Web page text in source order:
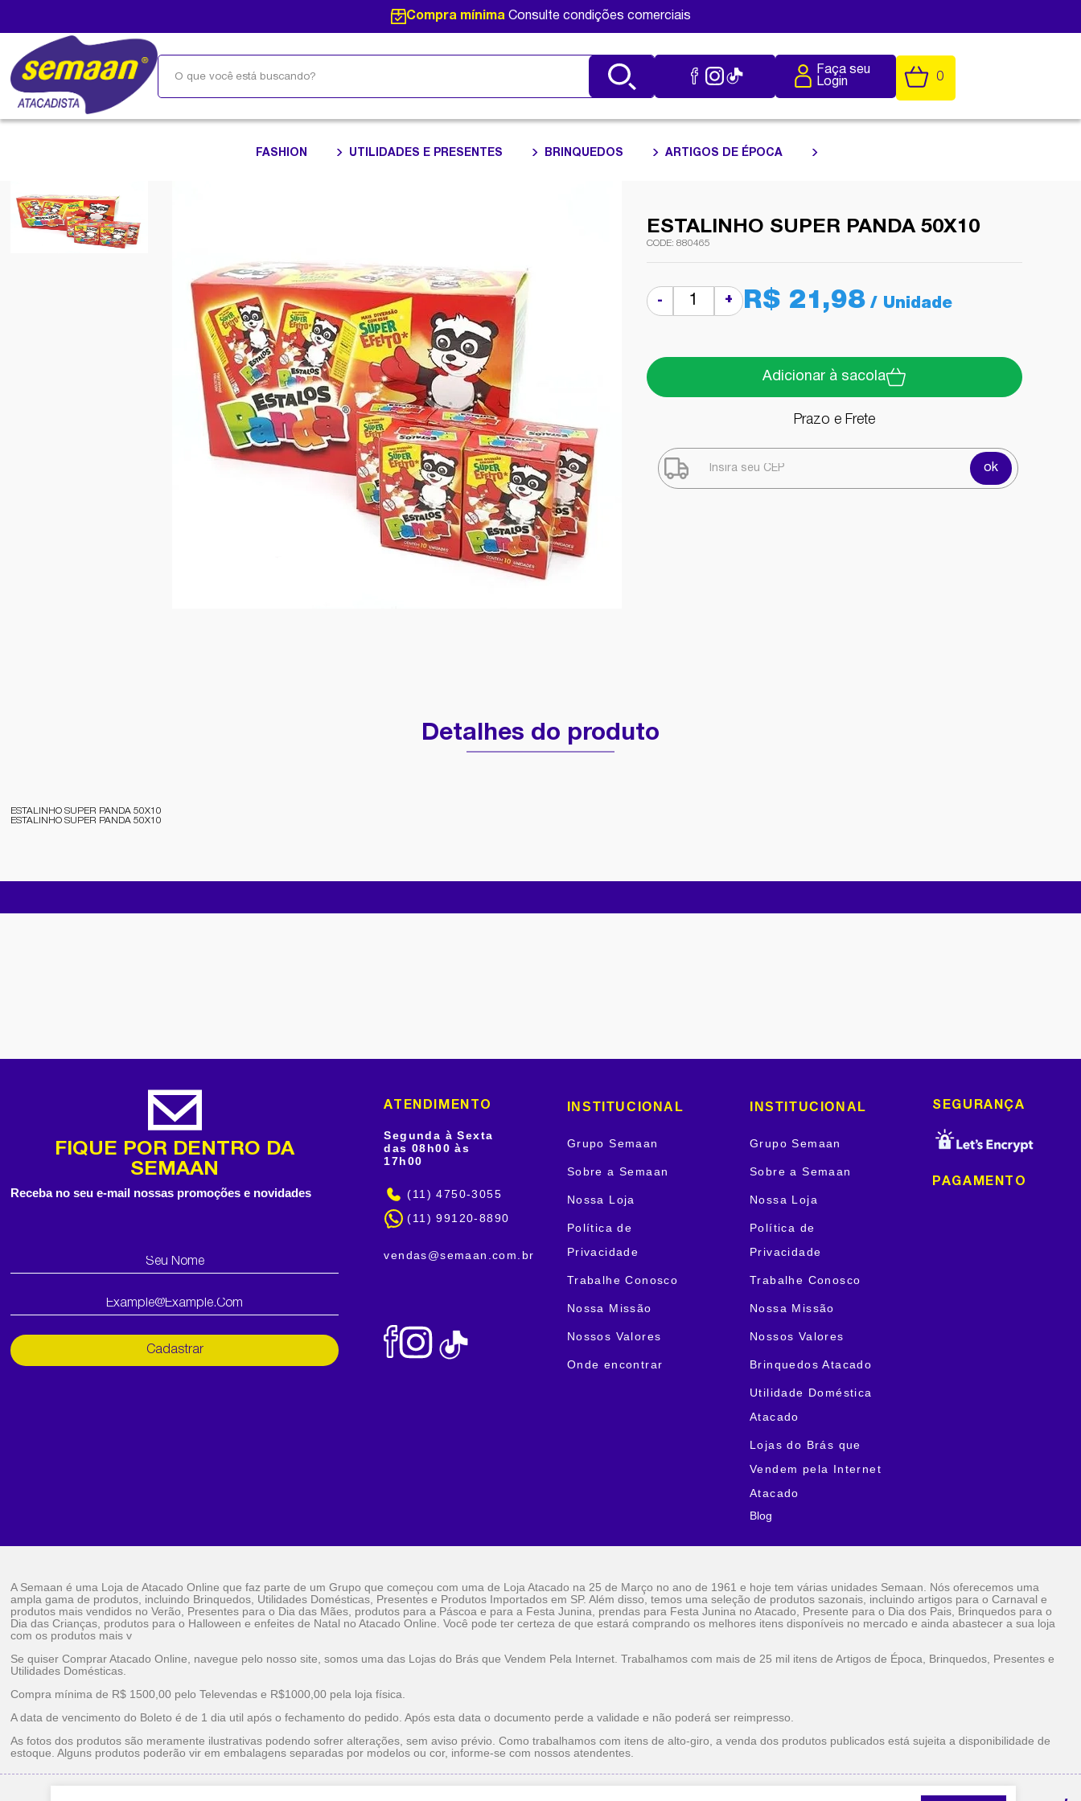
Compra mínimaConsulte condições comerciais
Faça seu
Login
0
FASHION UTILIDADES E PRESENTES BRINQUEDOS ARTIGOS DE ÉPOCA
ESTALINHO SUPER PANDA 50X10
880465
- + R$ 21,98
Adicionar à sacola
Prazo e Frete
ok
Detalhes do produto
ESTALINHO SUPER PANDA 50X10
ESTALINHO SUPER PANDA 50X10
FIQUE POR DENTRO DA
SEMAAN
Receba no seu e-mail nossas promoções e novidades
Cadastrar
ATENDIMENTO
Segunda à Sexta
das 08h00 às
17h00
(11) 4750-3055
(11) 99120-8890
vendas@semaan.com.br
INSTITUCIONAL
Grupo Semaan
Sobre a Semaan
Nossa Loja
Política de
Privacidade
Trabalhe Conosco
Nossa Missão
Nossos Valores
Onde encontrar
INSTITUCIONAL
Grupo Semaan
Sobre a Semaan
Nossa Loja
Política de
Privacidade
Trabalhe Conosco
Nossa Missão
Nossos Valores
Brinquedos Atacado
Utilidade Doméstica
Atacado
Lojas do Brás que
Vendem pela Internet
Atacado
Blog
SEGURANÇA
PAGAMENTO
A Semaan é uma Loja de Atacado Online que faz parte de um Grupo que começou com uma de Loja Atacado na 25 de Março no ano de 1961 e hoje tem várias unidades Semaan. Nós oferecemos uma
ampla gama de produtos, incluindo Brinquedos, Utilidades Domésticas, Presentes e Produtos Importados em SP. Além disso, temos uma seleção de produtos sazonais, incluindo artigos para o Carnaval e
produtos mais vendidos no Verão, Presentes para o Dia das Mães, produtos para a Páscoa e para a Festa Junina, prendas para Festa Junina no Atacado, Presente para o Dia dos Pais, Brinquedos para o
Dia das Crianças, produtos para o Halloween e enfeites de Natal no Atacado Online. Você pode ter certeza de que estará comprando os melhores itens disponíveis no mercado e ainda abastecer a sua loja
com os produtos mais v
Se quiser Comprar Atacado Online, navegue pelo nosso site, somos uma das Lojas do Brás que Vendem Pela Internet. Trabalhamos com mais de 25 mil itens de Artigos de Época, Brinquedos, Presentes e
Utilidades Domésticas.
Compra mínima de R$ 1500,00 pelo Televendas e R$1000,00 pela loja física.
A data de vencimento do Boleto é de 1 dia util após o fechamento do pedido. Após esta data o documento perde a validade e não poderá ser reimpresso.
As fotos dos produtos são meramente ilustrativas podendo sofrer alterações, sem aviso prévio. Como trabalhamos com itens de alto-giro, a venda dos produtos publicados está sujeita a disponibilidade de
estoque. Alguns produtos poderão vir em embalagens separadas por modelos ou cor, informe-se com nossos atendentes.